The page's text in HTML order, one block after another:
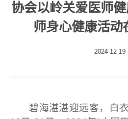
协会以岭关爱医师
师身心健康活动
2024-12-19
碧海湛湛迎远客，白